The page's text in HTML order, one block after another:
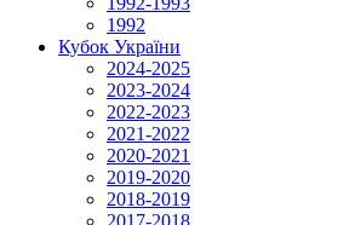
1992
Кубок України
2024-2025
2023-2024
2022-2023
2021-2022
2020-2021
2019-2020
2018-2019
2017-2018